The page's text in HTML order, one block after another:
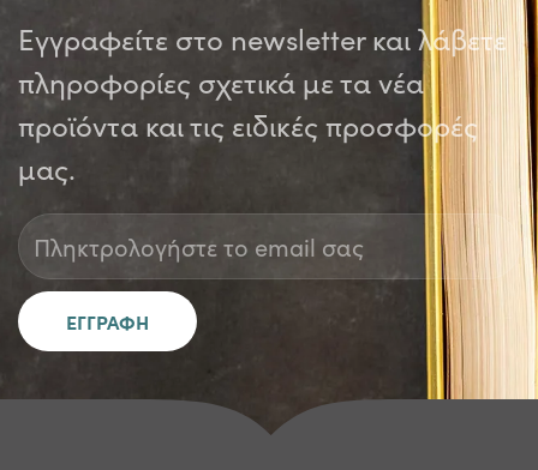
Εγγραφείτε στο newsletter και λάβετε
πληροφορίες σχετικά με τα νέα
προϊόντα και τις ειδικές προσφορές
μας.